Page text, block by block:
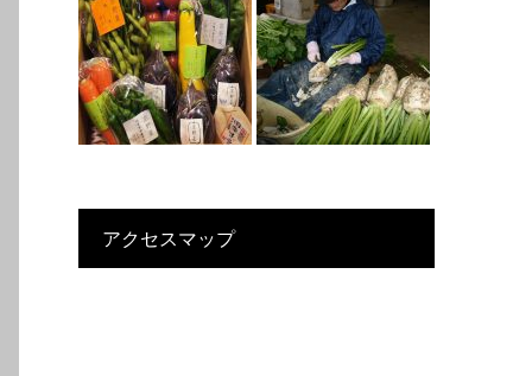
アクセスマップ